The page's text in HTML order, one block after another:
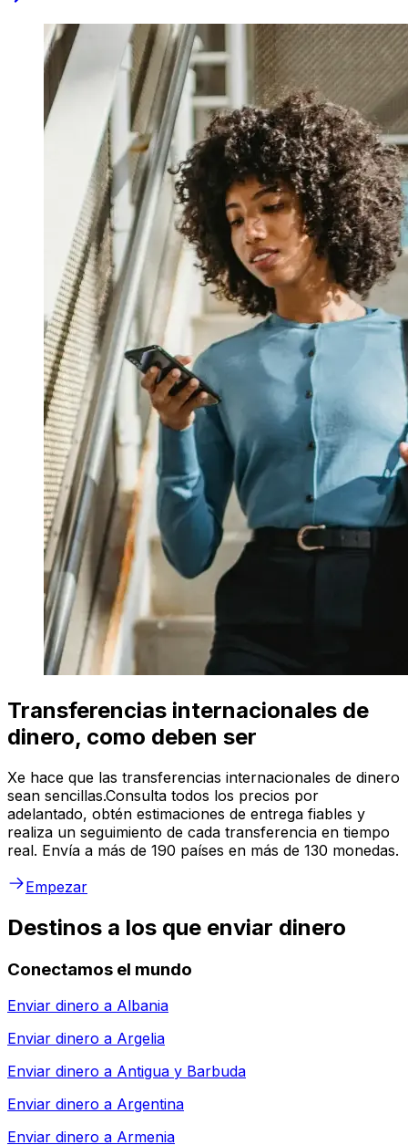
Transferencias internacionales de
dinero, como deben ser
Xe hace que las transferencias internacionales de dinero
sean sencillas.Consulta todos los precios por
adelantado, obtén estimaciones de entrega fiables y
realiza un seguimiento de cada transferencia en tiempo
real. Envía a más de 190 países en más de 130 monedas.
Empezar
Destinos a los que enviar dinero
Conectamos el mundo
Enviar dinero a Albania
Enviar dinero a Argelia
Enviar dinero a Antigua y Barbuda
Enviar dinero a Argentina
Enviar dinero a Armenia